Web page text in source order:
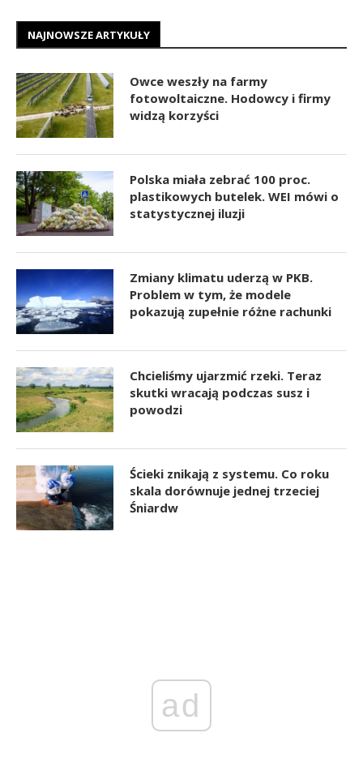
NAJNOWSZE ARTYKUŁY
Owce weszły na farmy
fotowoltaiczne. Hodowcy i firmy
widzą korzyści
Polska miała zebrać 100 proc.
plastikowych butelek. WEI mówi o
statystycznej iluzji
Zmiany klimatu uderzą w PKB.
Problem w tym, że modele
pokazują zupełnie różne rachunki
Chcieliśmy ujarzmić rzeki. Teraz
skutki wracają podczas susz i
powodzi
Ścieki znikają z systemu. Co roku
skala dorównuje jednej trzeciej
Śniardw
ad